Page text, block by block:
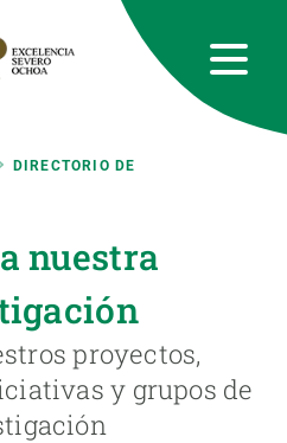
DIRECTORIO DE
nuestra
proyectos,
y grupos de